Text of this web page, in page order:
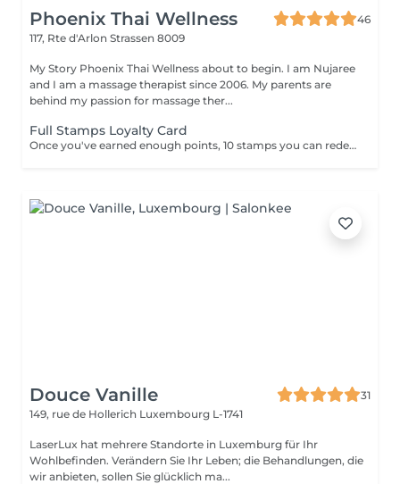
Phoenix Thai Wellness
46
117, Rte d'Arlon Strassen 8009
My Story Phoenix Thai Wellness about to begin. I am Nujaree
and I am a massage therapist since 2006. My parents are
behind my passion for massage ther...
Full Stamps Loyalty Card
Once you've earned enough points, 10 stamps you can redeem them for a discount 30 minutes free.
Douce Vanille
31
149, rue de Hollerich Luxembourg L-1741
LaserLux hat mehrere Standorte in Luxemburg für Ihr
Wohlbefinden. Verändern Sie Ihr Leben; die Behandlungen, die
wir anbieten, sollen Sie glücklich ma...